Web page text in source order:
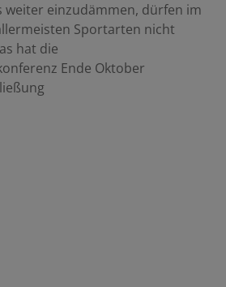
weiter einzudämmen, dürfen im
Sportarten nicht
hat die
Ende Oktober